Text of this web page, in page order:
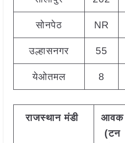
सोनपेठ NR
उल्हासनगर 55
येओतमल 8
राजस्थान मंडी
आवक
(टन